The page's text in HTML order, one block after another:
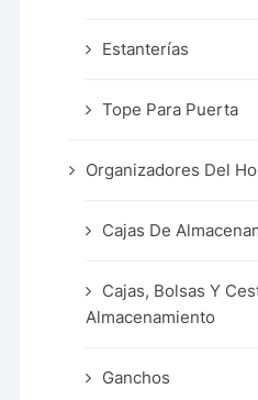
Estanterías
Tope Para Puerta
Organizadores Del
Cajas De
Cajas, Bolsas Y
Almacenamiento
Ganchos